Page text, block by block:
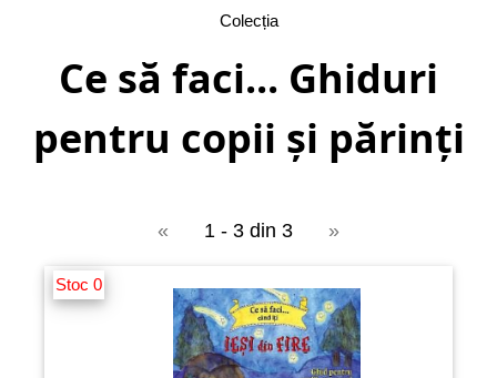
Colecția
Ce să faci... Ghiduri
pentru copii și părinți
« 1 - 3 din 3 »
Stoc 0